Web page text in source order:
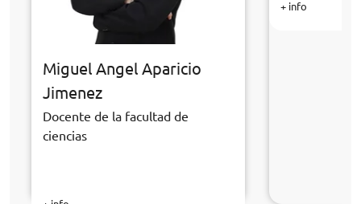
Miguel Angel Aparicio
Jimenez
Docente de la facultad de
ciencias
+ info